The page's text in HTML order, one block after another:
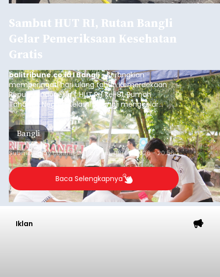
Sambut HUT RI, Rutan Bangli
Gelar Pemeriksaan Kesehatan
Gratis
balitribune.co.id I Bangli -Serangkian
memperingati hari ulang tahun Kemerdekaan
Republik Indonesia ( HUT RI) ke-81, Rumah
Tahanan Negara Kelas II B Bangli menggelar
kegiatan pemeriksaan kesehatan gratis, Rabu
(6/8/2026).
Bangli
Submitted bycontributor Thu, 08/06/2026 - 20:56
Baca Selengkapnya
Iklan